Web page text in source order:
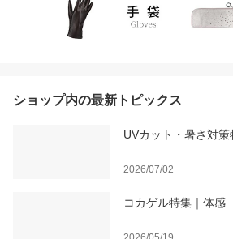
ショップ内の最新トピックス
UVカット・暑さ対策
2026/07/02
コカゲル特集｜体